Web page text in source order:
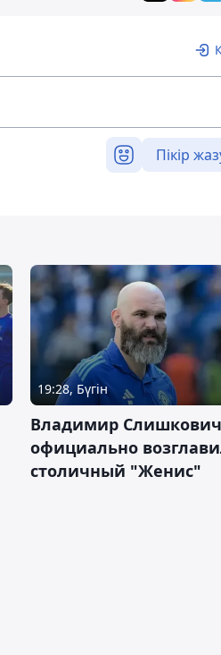
Пікір
19:28, Бүгін
Владимир Слишкович
официально
столичный "Женис"